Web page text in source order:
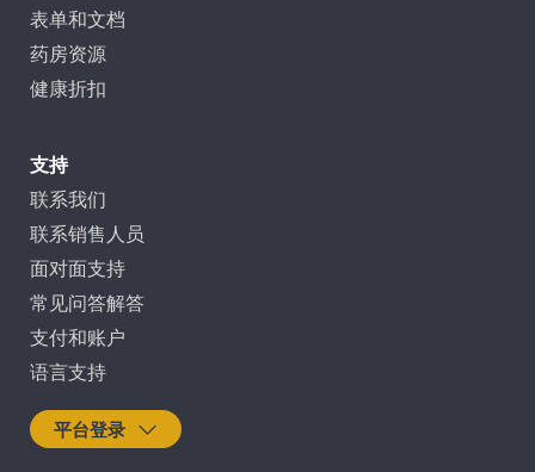
表单和文档
药房资源
健康折扣
支持
联系我们
联系销售人员
面对面支持
常见问答解答
支付和账户
语言支持
平台登录